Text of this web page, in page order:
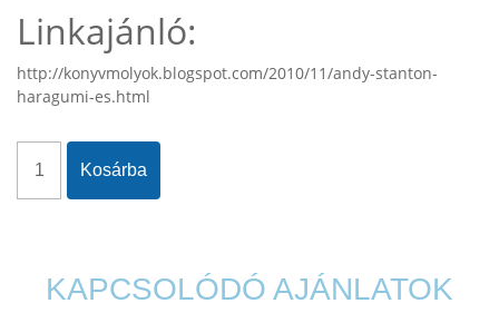
Linkajánló:
http://konyvmolyok.blogspot.com/2010/11/andy-stanton-
haragumi-es.html
Kosárba
KAPCSOLÓDÓ AJÁNLATOK